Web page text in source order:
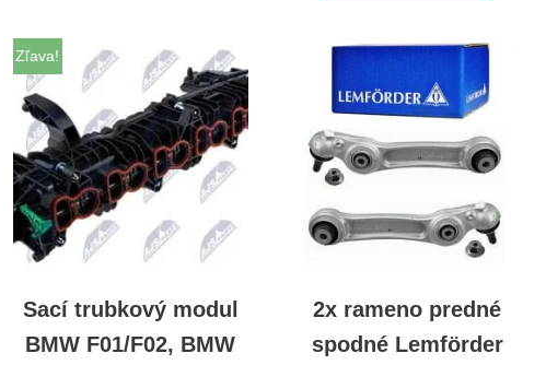
Zľava!
Sací trubkový modul
BMW F01/F02, BMW
2x rameno predné
spodné Lemförder